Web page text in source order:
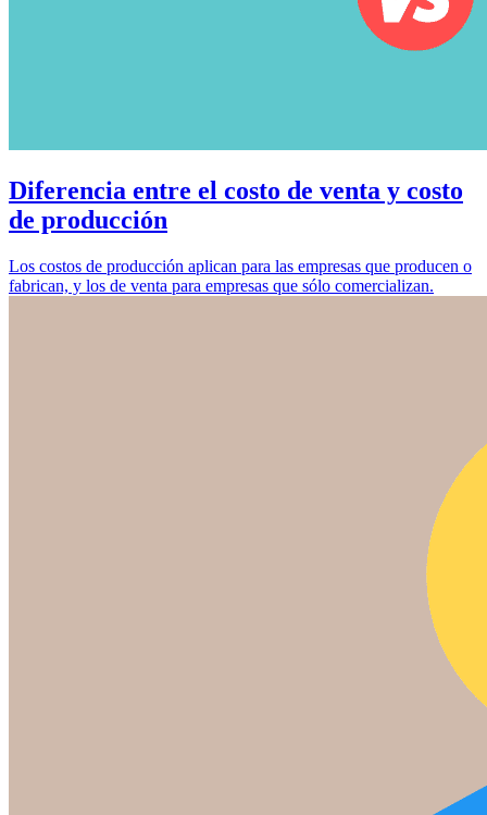
Diferencia entre el costo de venta y costo
de producción
Los costos de producción aplican para las empresas que producen o
fabrican, y los de venta para empresas que sólo comercializan.